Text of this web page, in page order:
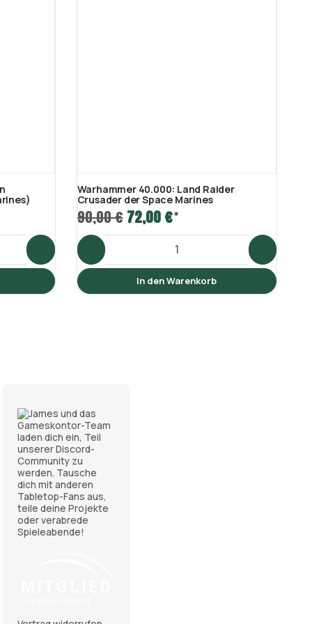
Warhammer 40.000: Land Raider
Crusader der Space Marines
90,00 € 72,00 €*
In den Warenkorb